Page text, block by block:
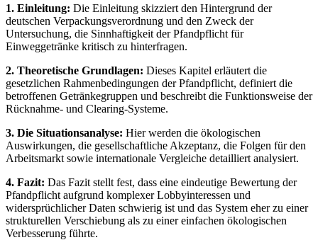
1. Einleitung: Die Einleitung skizziert den Hintergrund der
deutschen Verpackungsverordnung und den Zweck der
Untersuchung, die Sinnhaftigkeit der Pfandpflicht für
Einweggetränke kritisch zu hinterfragen.
2. Theoretische Grundlagen: Dieses Kapitel erläutert die
gesetzlichen Rahmenbedingungen der Pfandpflicht, definiert die
betroffenen Getränkegruppen und beschreibt die Funktionsweise der
Rücknahme- und Clearing-Systeme.
3. Die Situationsanalyse: Hier werden die ökologischen
Auswirkungen, die gesellschaftliche Akzeptanz, die Folgen für den
Arbeitsmarkt sowie internationale Vergleiche detailliert analysiert.
4. Fazit: Das Fazit stellt fest, dass eine eindeutige Bewertung der
Pfandpflicht aufgrund komplexer Lobbyinteressen und
widersprüchlicher Daten schwierig ist und das System eher zu einer
strukturellen Verschiebung als zu einer einfachen ökologischen
Verbesserung führte.